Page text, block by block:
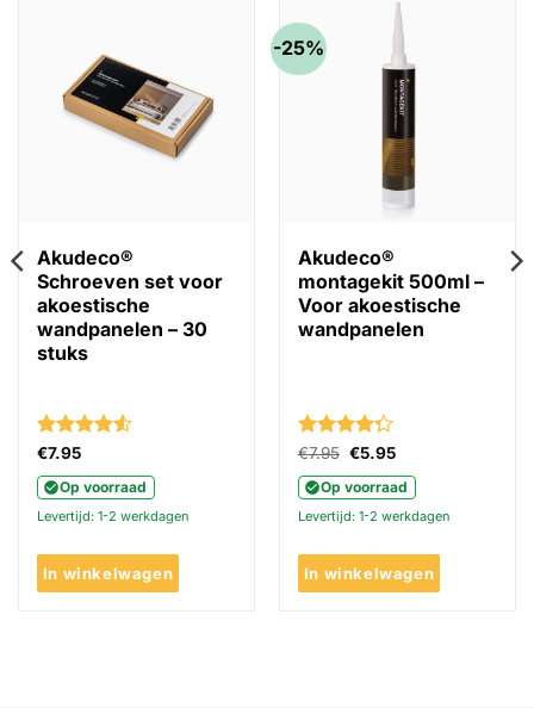
Akudeco®
Schroeven set voor
akoestische
wandpanelen – 30
stuks
Gewaardeerd
€7.95
Op voorraad
Levertijd: 1-2 werkdagen
In winkelwagen
-25%
Akudeco®
montagekit 500ml –
Voor akoestische
wandpanelen
Gewaardeerd
€7.95 Oorspronkelijke
was:
€7.95.
€5.95Huidige
is:
€5.95.
Op voorraad
Levertijd: 1-2 werkdagen
In winkelwagen